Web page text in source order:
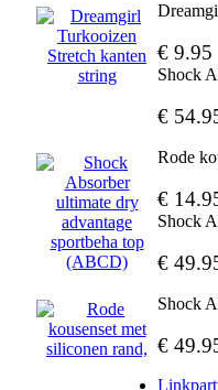
€ 9.95
Shock
€
Rode
€
Shock
€
Shock
€